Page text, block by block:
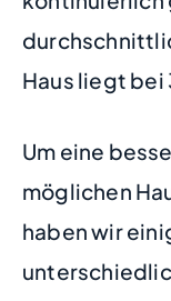
Haus liegt bei
Um eine
möglichen
haben wir